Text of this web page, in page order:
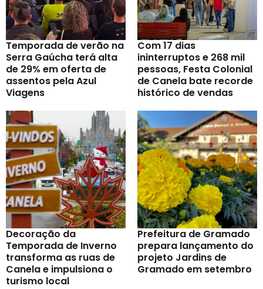
Temporada de verão na
Serra Gaúcha terá alta
de 29% em oferta de
assentos pela Azul
Viagens
Com 17 dias
ininterruptos e 268 mil
pessoas, Festa Colonial
de Canela bate recorde
histórico de vendas
Decoração da
Temporada de Inverno
transforma as ruas de
Canela e impulsiona o
turismo local
Prefeitura de Gramado
prepara lançamento do
projeto Jardins de
Gramado em setembro